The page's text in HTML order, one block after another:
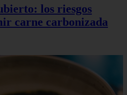
los riesgos
carne carbonizada